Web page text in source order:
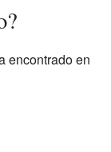
encontrado en